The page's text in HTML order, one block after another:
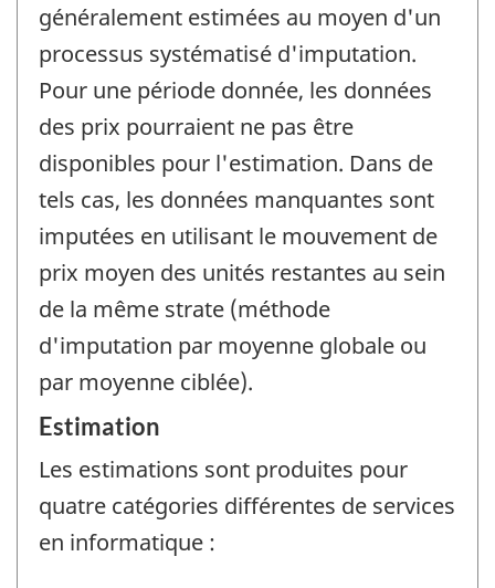
généralement estimées au moyen d'un
processus systématisé d'imputation.
Pour une période donnée, les données
des prix pourraient ne pas être
disponibles pour l'estimation. Dans de
tels cas, les données manquantes sont
imputées en utilisant le mouvement de
prix moyen des unités restantes au sein
de la même strate (méthode
d'imputation par moyenne globale ou
par moyenne ciblée).
Estimation
Les estimations sont produites pour
quatre catégories différentes de services
en informatique :